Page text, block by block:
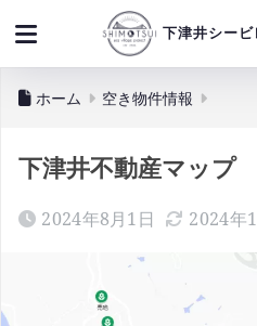
下津井シー
ホーム 空き物件情報
下津井不動産マップ
2024年8月1日 2024年